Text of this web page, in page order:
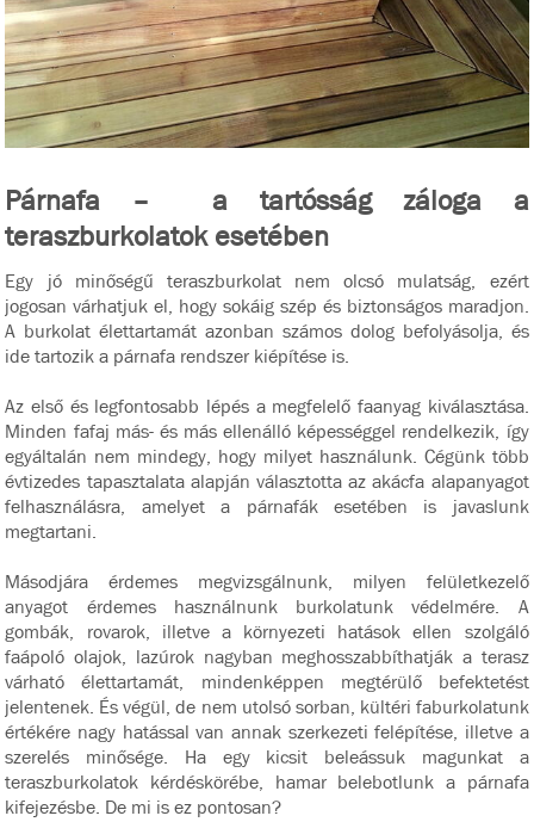
Párnafa – a tartósság záloga a
teraszburkolatok esetében
Egy jó minőségű teraszburkolat nem olcsó mulatság, ezért
jogosan várhatjuk el, hogy sokáig szép és biztonságos maradjon.
A burkolat élettartamát azonban számos dolog befolyásolja, és
ide tartozik a párnafa rendszer kiépítése is.
Az első és legfontosabb lépés a megfelelő faanyag kiválasztása.
Minden fafaj más- és más ellenálló képességgel rendelkezik, így
egyáltalán nem mindegy, hogy milyet használunk. Cégünk több
évtizedes tapasztalata alapján választotta az akácfa alapanyagot
felhasználásra, amelyet a párnafák esetében is javaslunk
megtartani.
Másodjára érdemes megvizsgálnunk, milyen felületkezelő
anyagot érdemes használnunk burkolatunk védelmére. A
gombák, rovarok, illetve a környezeti hatások ellen szolgáló
faápoló olajok, lazúrok nagyban meghosszabbíthatják a terasz
várható élettartamát, mindenképpen megtérülő befektetést
jelentenek. És végül, de nem utolsó sorban, kültéri faburkolatunk
értékére nagy hatással van annak szerkezeti felépítése, illetve a
szerelés minősége. Ha egy kicsit beleássuk magunkat a
teraszburkolatok kérdéskörébe, hamar belebotlunk a párnafa
kifejezésbe. De mi is ez pontosan?